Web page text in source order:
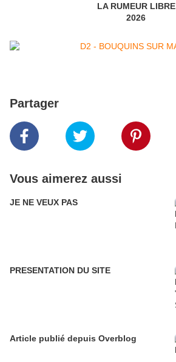
LA RUMEUR LIBRE
2026
Partager
Vous aimerez aussi
JE NE VEUX PAS
PRESENTATION DU SITE
Article publié depuis Overblog